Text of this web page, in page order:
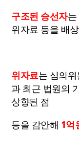
구조된 승선자는
위자료 등을 배
위자료는 심의
과 최근 법원의
상향된 점
등을 감안해 1억